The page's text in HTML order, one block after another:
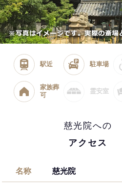
駅近 駐車場
家族葬
可
霊安室
慈光院への
アクセス
名称 慈光院